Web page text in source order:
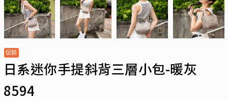
日系迷你手提斜背三層小包-暖灰
8594